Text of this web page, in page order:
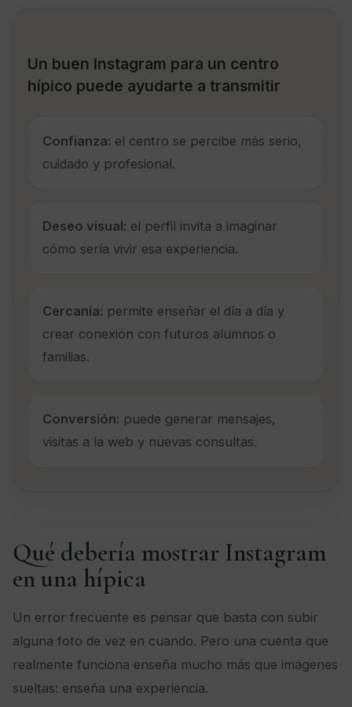
Un buen Instagram para un centro
hípico puede ayudarte a transmitir
Confianza: el centro se percibe más serio,
cuidado y profesional.
Deseo visual: el perfil invita a imaginar
cómo sería vivir esa experiencia.
Cercanía: permite enseñar el día a día y
crear conexión con futuros alumnos o
familias.
Conversión: puede generar mensajes,
visitas a la web y nuevas consultas.
Qué debería mostrar Instagram
en una hípica
Un error frecuente es pensar que basta con subir
alguna foto de vez en cuando. Pero una cuenta que
realmente funciona enseña mucho más que imágenes
sueltas: enseña una experiencia.